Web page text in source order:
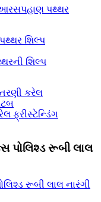
આરસપહાણ પથ્થર
શિલ્પ
ફ્રીસ્ટેન્ડિંગ
પોલિશ્ડ રૂબી લાલ